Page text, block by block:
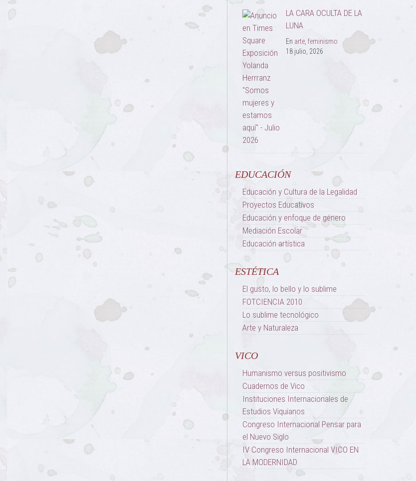
LA CARA OCULTA DE LA
LUNA
En arte ,feminismo
18 julio, 2026
EDUCACIÓN
Educación y Cultura de la Legalidad
Proyectos Educativos
Educación y enfoque de género
Mediación Escolar
Educación artística
ESTÉTICA
El gusto, lo bello y lo sublime
FOTCIENCIA 2010
Lo sublime tecnológico
Arte y Naturaleza
VICO
Humanismo versus positivismo
Cuadernos de Vico
Instituciones Internacionales de
Estudios Viquianos
Congreso Internacional Pensar para
el Nuevo Siglo
IV Congreso Internacional VICO EN
LA MODERNIDAD